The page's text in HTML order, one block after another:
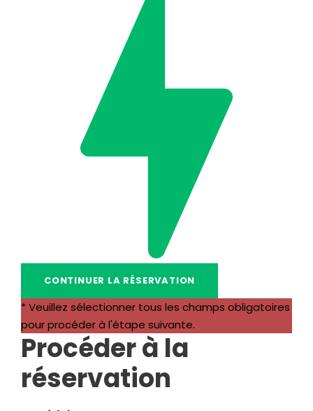
* Veuillez sélectionner tous les champs obligatoires
pour procéder à l'étape suivante.
Procéder à la
réservation